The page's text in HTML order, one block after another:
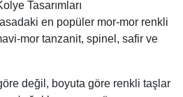
Tasarımları
en popüler mor-mor renkli
mor tanzanit, spinel, safir ve
değil, boyuta göre renkli taşlar